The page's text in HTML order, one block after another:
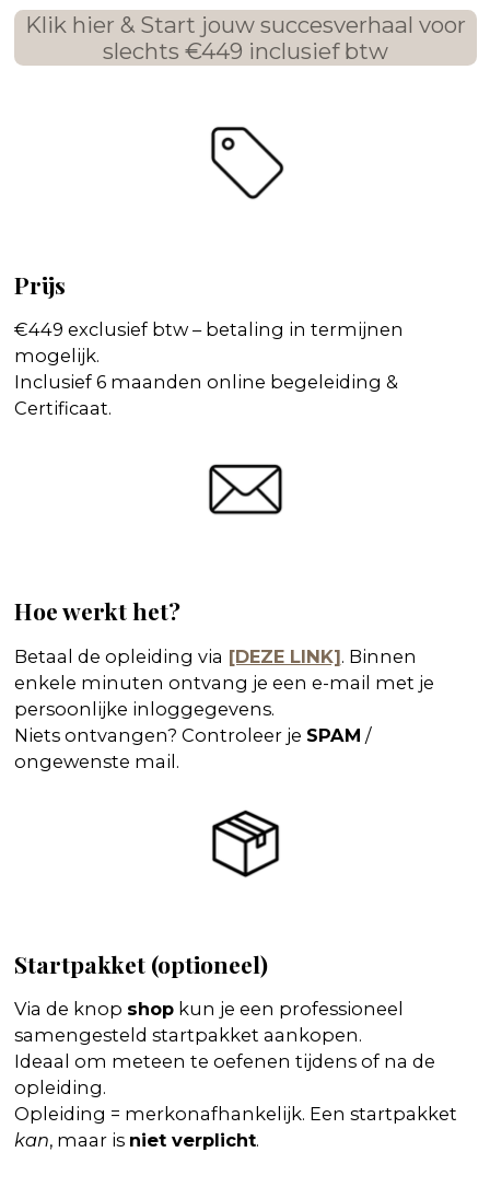
Klik hier & Start jouw succesverhaal voor
slechts €449 inclusief btw
Prijs
€449 exclusief btw – betaling in termijnen
mogelijk.
Inclusief 6 maanden online begeleiding &
Certificaat.
Hoe werkt het?
Betaal de opleiding via [DEZE LINK]. Binnen
enkele minuten ontvang je een e-mail met je
persoonlijke inloggegevens.
Niets ontvangen? Controleer je SPAM /
ongewenste mail.
Startpakket (optioneel)
Via de knop shopkun je een professioneel
samengesteld startpakket aankopen.
Ideaal om meteen te oefenen tijdens of na de
opleiding.
Opleiding = merkonafhankelijk. Een startpakket
kan, maar is niet verplicht.